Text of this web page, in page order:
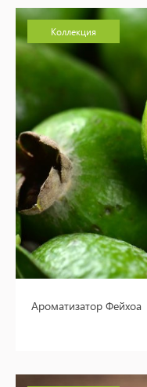
Коллекция
Ароматизатор Фейхоа